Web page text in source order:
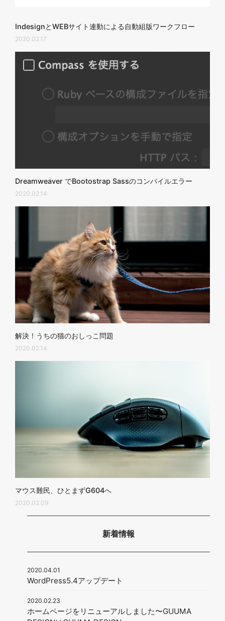
IndesignとWEBサイト連動による自動組版ワークフロー
2020.02.17
Dreamweaver でBootostrap Sassのコンパイルエラー
2020.02.14
解決！うちの猫のおしっこ問題
2020.02.14
マウス難民、ひとまずG604へ
2020.02.09
新着情報
2020.04.01
WordPress5.4アップデート
2020.02.23
ホームページをリニューアルしました〜GUUMA